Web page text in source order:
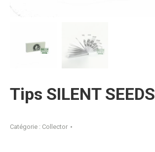
Tips SILENT SEEDS
Catégorie : Collector